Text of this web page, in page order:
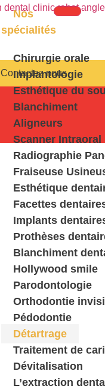
Nos
spécialités
Chirurgie orale
Implantologie
Esthétique du
Blanchiment
Aligneurs
Scanner Intraoral
Radiographie
Fraiseuse
Esthétique
Facettes
Implants
Prothèses
Blanchiment
Hollywood smile
Parodontologie
Orthodontie
Pédodontie
Détartrage
Traitement de
Dévitalisation
L’extraction
Contactez nous